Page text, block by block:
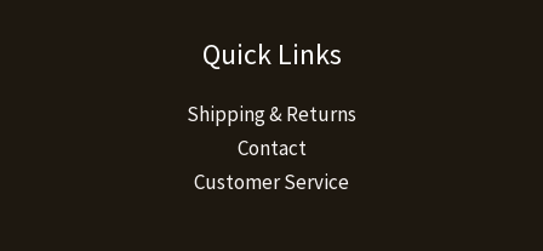
Quick Links
Shipping & Returns
Contact
Customer Service